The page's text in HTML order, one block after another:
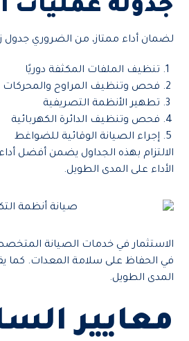
جدولة عمليات
لضمان أداء ممتاز، من الضروري
تنظيف الملفات المكثفة دوريًا
فحص وتنظيف المراوح والمحركات
تطهير الأنظمة التصريفية
فحص وتنظيف الدائرة الكهربائية
إجراء الصيانة الوقائية للضواغط
الالتزام بهذه الجداول يضمن أفضل
الأداء على المدى الطويل.
الاستثمار في خدمات الصيانة
في الحفاظ على سلامة المعدات. كما
المدى الطويل.
معايير